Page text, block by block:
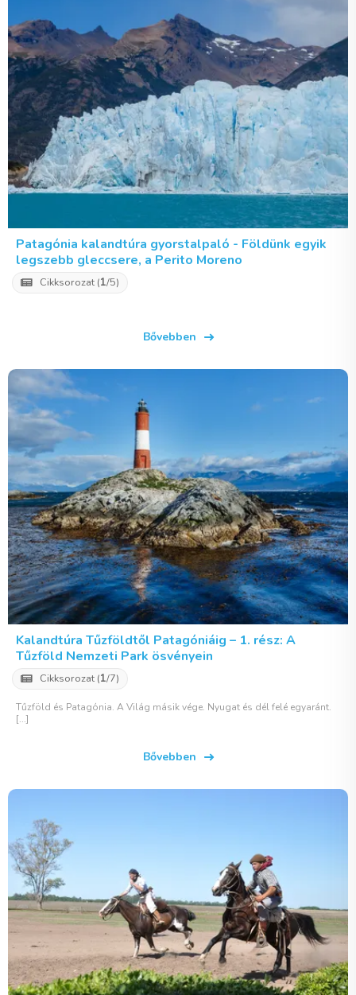
Patagónia kalandtúra gyorstalpaló - Földünk egyik
legszebb gleccsere, a Perito Moreno
Cikksorozat (1/5)
Bővebben
Kalandtúra Tűzföldtől Patagóniáig – 1. rész: A
Tűzföld Nemzeti Park ösvényein
Cikksorozat (1/7)
Tűzföld és Patagónia. A Világ másik vége. Nyugat és dél felé egyaránt.
[...]
Bővebben